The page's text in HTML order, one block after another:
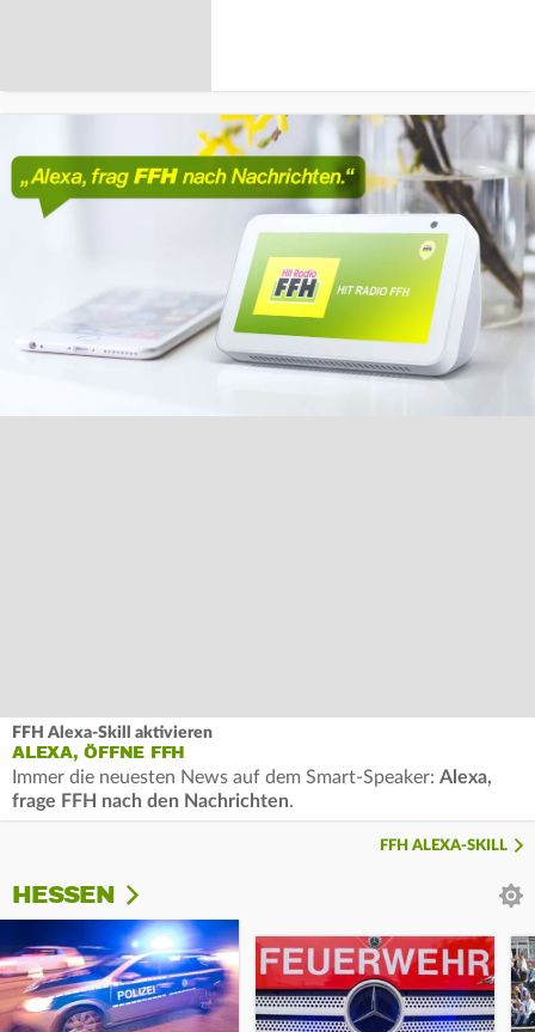
FFH Alexa-Skill aktivieren
ALEXA, ÖFFNE FFH
Immer die neuesten News auf dem Smart-Speaker: Alexa,
frage FFH nach den Nachrichten.
FFH ALEXA-SKILL
HESSEN